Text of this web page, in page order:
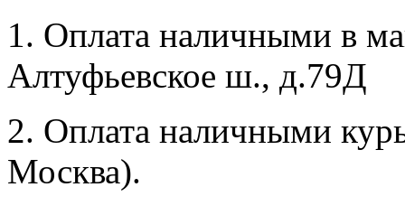
1. Оплата наличными в
Алтуфьевское ш., д.79Д
2. Оплата наличными
Москва).